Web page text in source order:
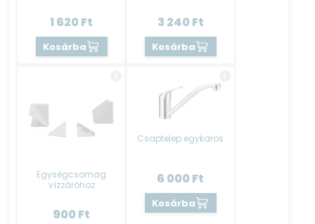
megszámolni és átgondolni mennyi csomagot kell
rendelni.
A konyhablokk szállítása ingyenes.
HASZNOS INFÓK tartalmát is hogy jobban
megismerhesse a terméket.
1 620 Ft
Kosárba
3 240 Ft
Kosárba
Egységcsomag
vízzáróhoz
900 Ft
Csaptelep egykaros
6 000 Ft
Kosárba